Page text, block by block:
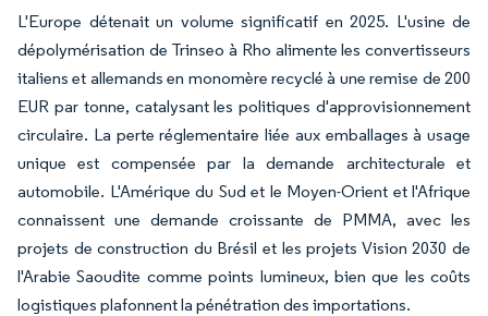
L'Europe détenait un volume significatif en 2025. L'usine de
dépolymérisation de Trinseo à Rho alimente les convertisseurs
italiens et allemands en monomère recyclé à une remise de 200
EUR par tonne, catalysant les politiques d'approvisionnement
circulaire. La perte réglementaire liée aux emballages à usage
unique est compensée par la demande architecturale et
automobile. L'Amérique du Sud et le Moyen-Orient et l'Afrique
connaissent une demande croissante de PMMA, avec les
projets de construction du Brésil et les projets Vision 2030 de
l'Arabie Saoudite comme points lumineux, bien que les coûts
logistiques plafonnent la pénétration des importations.